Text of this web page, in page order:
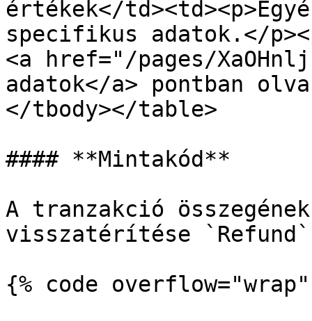
értékek</
specifikus adatok.</
<a href="/pages/
adatok</a> pontban
</tbody></table>
#### **Mintakód**
A tranzakció
visszatérítése
{% code